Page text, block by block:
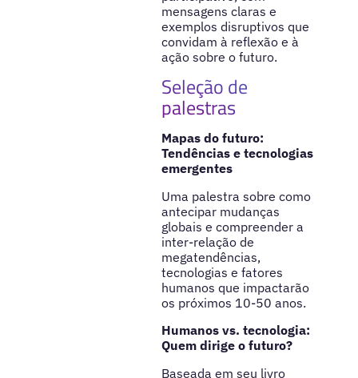
mensagens claras e
exemplos disruptivos que
convidam à reflexão e à
ação sobre o futuro.
Seleção de
palestras
Mapas do futuro:
Tendências e tecnologias
emergentes
Uma palestra sobre como
antecipar mudanças
globais e compreender a
inter-relação de
megatendências,
tecnologias e fatores
humanos que impactarão
os próximos 10-50 anos.
Humanos vs. tecnologia:
Quem dirige o futuro?
Baseada em seu livro